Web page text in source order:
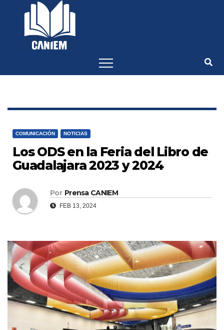
COMUNICACIÓN NOTICIAS
Los ODS en la Feria del Libro de
Guadalajara 2023 y 2024
Por Prensa CANIEM
FEB 13, 2024